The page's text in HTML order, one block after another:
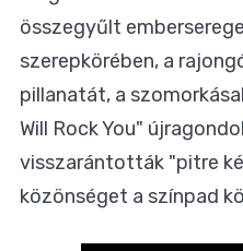
összegyűlt
szerepkörében, a
pillanatát, a
Will Rock You"
visszarántották "pitre
közönséget a színpad